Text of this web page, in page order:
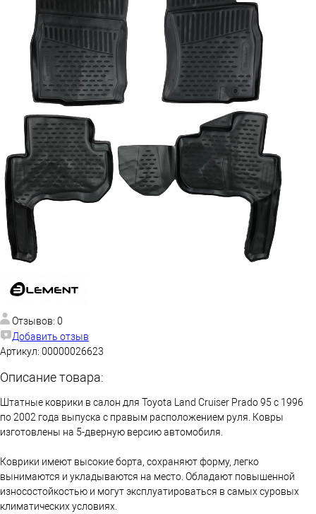
Отзывов: 0
Добавить отзыв
Артикул: 00000026623
Описание товара:
Штатные коврики в салон для Toyota Land Cruiser Prado 95 с 1996
по 2002 года выпуска с правым расположением руля. Ковры
изготовлены на 5-дверную версию автомобиля.
Коврики имеют высокие борта, сохраняют форму, легко
вынимаются и укладываются на место. Обладают повышенной
износостойкостью и могут эксплуатироваться в самых суровых
климатических условиях.